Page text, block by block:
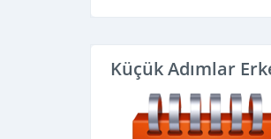
Küçük Adımlar